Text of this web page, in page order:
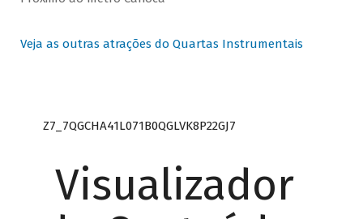
Veja as outras atrações do Quartas Instrumentais
Z7_7QGCHA41L071B0QGLVK8P22GJ7
Visualizador